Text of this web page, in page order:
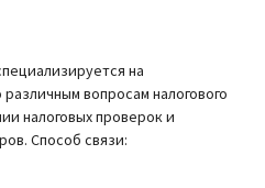
на
вопросам налогового
налоговых проверок и
Способ связи: